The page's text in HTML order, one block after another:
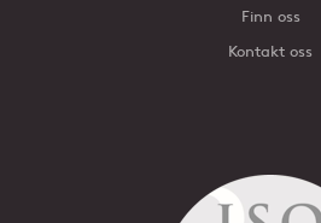
Finn oss
Kontakt oss